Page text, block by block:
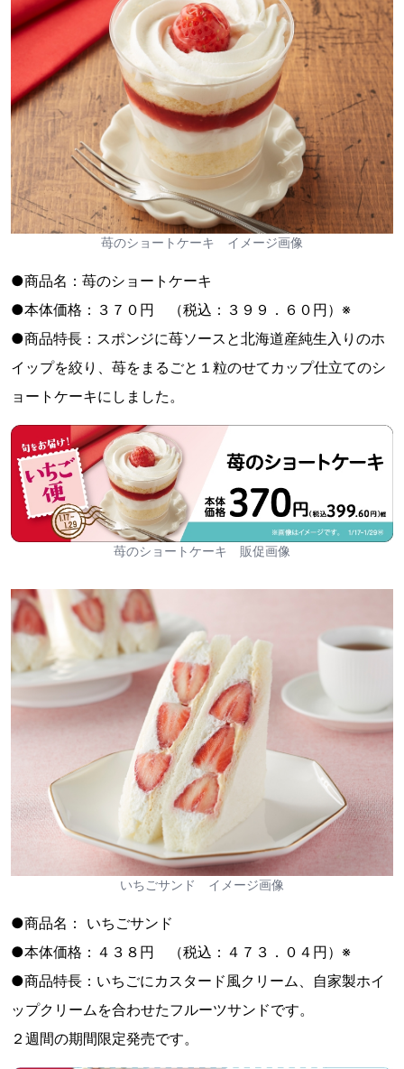
苺のショートケーキ イメージ画像
●商品名：苺のショートケーキ
●本体価格：３７０円 （税込：３９９．６０円）※
●商品特長：スポンジに苺ソースと北海道産純生入りのホ
イップを絞り、苺をまるごと１粒のせてカップ仕立てのシ
ョートケーキにしました。
苺のショートケーキ 販促画像
いちごサンド イメージ画像
●商品名： いちごサンド
●本体価格：４３８円 （税込：４７３．０４円）※
●商品特長：いちごにカスタード風クリーム、自家製ホイ
ップクリームを合わせたフルーツサンドです。
２週間の期間限定発売です。